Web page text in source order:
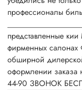
профессионалы
представленные
фирменных салонах
обширной
оформлении заказа
44-90 ЗВОНОК